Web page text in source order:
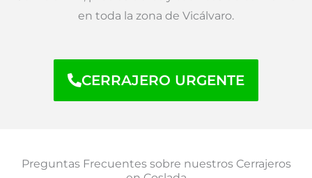
en toda la zona de Vicálvaro.
CERRAJERO URGENTE
Preguntas Frecuentes sobre nuestros Cerrajeros